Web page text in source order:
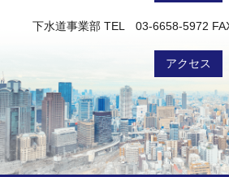
下水道事業部 TEL 03-6658-5972
アクセス